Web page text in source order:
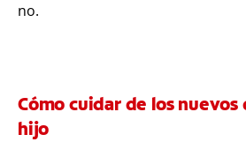
no.
Cómo cuidar de los nuevos
hijo